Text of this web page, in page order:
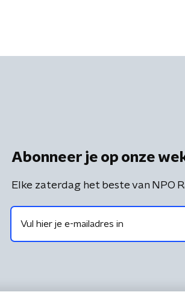
Abonneer je op onze
Elke zaterdag het beste van NPO